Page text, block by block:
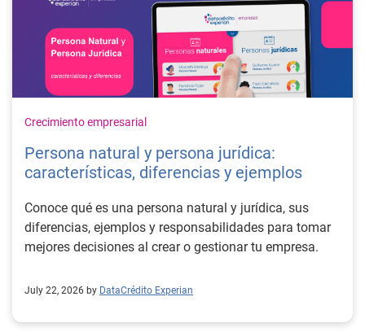
Crecimiento empresarial
Persona natural y persona jurídica:
características, diferencias y ejemplos
Conoce qué es una persona natural y jurídica, sus
diferencias, ejemplos y responsabilidades para tomar
mejores decisiones al crear o gestionar tu empresa.
July 22, 2026 by DataCrédito Experian